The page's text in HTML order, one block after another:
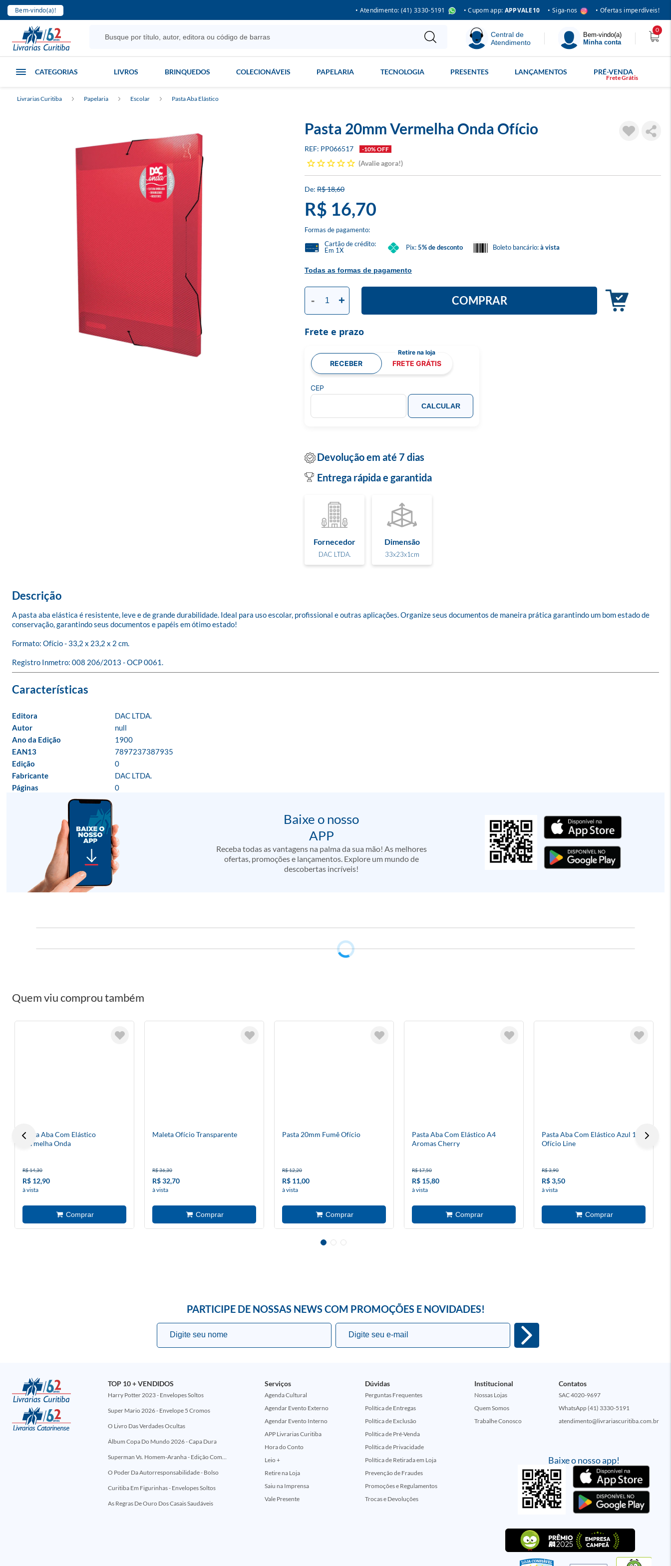
Bem-vindo(a)! • Atendimento: (41) 3330-5191 • Cupom app: APPVALE10 • Siga-nos • Ofertas imperdíveis!
Central de
Atendimento
Bem-vindo(a)
Minha conta
0
CATEGORIAS LIVROS BRINQUEDOS COLECIONÁVEIS PAPELARIA TECNOLOGIA PRESENTES LANÇAMENTOS PRÉ-VENDA
Livrarias Curitiba Papelaria Escolar Pasta Aba Elástico
Pasta 20mm Vermelha Onda Ofício
PP066517 -10% OFF
Avalie agora!
R$ 18,60
R$ 16,70
Formas de pagamento:
Todas as formas de pagamento
Cartão de crédito:
Em 1X
Pix:5% de desconto Boleto bancário:à vista
- + COMPRAR
Frete e prazo
RECEBER FRETE GRÁTIS
CEP
CALCULAR
Devolução em até 7 dias
Entrega rápida e garantida
Fornecedor
DAC LTDA.
Dimensão
33x23x1cm
Descrição
A pasta aba elástica é resistente, leve e de grande durabilidade. Ideal para uso escolar, profissional e outras aplicações. Organize seus documentos de maneira prática garantindo um bom estado de
conservação, garantindo seus documentos e papéis em ótimo estado!
Formato: Ofício - 33,2 x 23,2 x 2 cm.
Registro Inmetro: 008 206/2013 - OCP 0061.
Editora
DAC LTDA.
Autor
null
Ano da Edição
1900
EAN13
7897237387935
Edição
0
Fabricante
DAC LTDA.
Páginas
0
Baixe o nosso
APP
Receba todas as vantagens na palma da sua mão! As melhores
ofertas, promoções e lançamentos. Explore um mundo de
descobertas incríveis!
Quem viu comprou também
Pasta Aba Com Elástico
Vermelha Onda
R$ 14,30
R$ 12,90
à vista
Maleta Ofício Transparente
R$ 36,30
R$ 32,70
à vista
Pasta 20mm Fumê Ofício
R$ 12,20
R$ 11,00
à vista
Pasta Aba Com Elástico A4
Aromas Cherry
R$ 17,50
R$ 15,80
à vista
Pasta Aba Com Elástico Azul 1/2
Ofício Line
R$ 3,90
R$ 3,50
à vista
PARTICIPE DE NOSSAS NEWS COM PROMOÇÕES E NOVIDADES!
Baixe o nosso app!
TOP 10 + VENDIDOS
Harry Potter 2023 - Envelopes Soltos
Super Mario 2026 - Envelope 5 Cromos
O Livro Das Verdades Ocultas
Álbum Copa Do Mundo 2026 - Capa Dura
Superman Vs. Homem-Aranha - Edição Comemorativa 50 Anos (Encontros Clássicos Dc E Marvel)
O Poder Da Autorresponsabilidade - Bolso
Curitiba Em Figurinhas - Envelopes Soltos
As Regras De Ouro Dos Casais Saudáveis
Serviços
Agenda Cultural
Agendar Evento Externo
Agendar Evento Interno
APP Livrarias Curitiba
Hora do Conto
Leio +
Retire na Loja
Saiu na Imprensa
Vale Presente
Dúvidas
Perguntas Frequentes
Política de Entregas
Política de Exclusão
Política de Pré-Venda
Política de Privacidade
Política de Retirada em Loja
Prevenção de Fraudes
Promoções e Regulamentos
Trocas e Devoluções
Institucional
Nossas Lojas
Quem Somos
Trabalhe Conosco
Contatos
SAC 4020-9697
WhatsApp (41) 3330-5191
atendimento@livrariascuritiba.com.br